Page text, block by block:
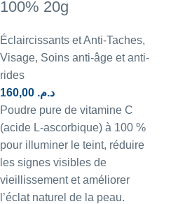
100% 20g
Éclaircissants et Anti-Taches,
Visage, Soins anti-âge et anti-
rides
د.م.
Poudre pure de vitamine C
(acide L-ascorbique) à 100 %
pour illuminer le teint, réduire
les signes visibles de
vieillissement et améliorer
l’éclat naturel de la peau.